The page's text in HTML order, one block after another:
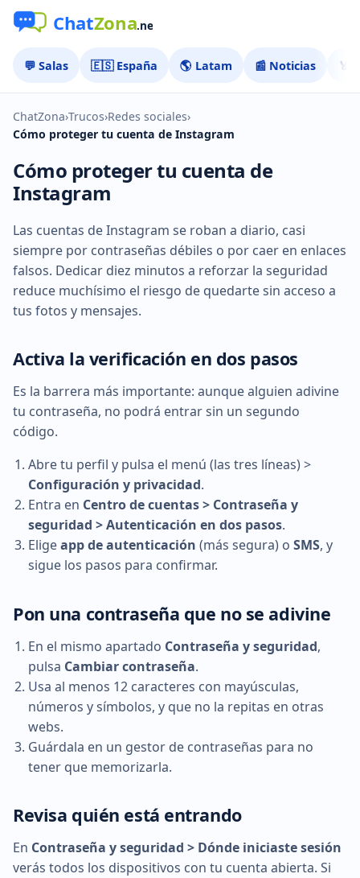
💬 Salas 🇪🇸 España 🌎 Latam 📰 Noticias 🏅
ChatZona›Trucos›Redes sociales›
Cómo proteger tu cuenta de Instagram
Cómo proteger tu cuenta de
Instagram
Las cuentas de Instagram se roban a diario, casi
siempre por contraseñas débiles o por caer en enlaces
falsos. Dedicar diez minutos a reforzar la seguridad
reduce muchísimo el riesgo de quedarte sin acceso a
tus fotos y mensajes.
Activa la verificación en dos pasos
Es la barrera más importante: aunque alguien adivine
tu contraseña, no podrá entrar sin un segundo
código.
Abre tu perfil y pulsa el menú (las tres líneas) >
Configuración y privacidad.
Entra en Centro de cuentas > Contraseña y
seguridad > Autenticación en dos pasos.
Eligeapp de autenticación (más segura) oSMS, y
sigue los pasos para confirmar.
Pon una contraseña que no se adivine
En el mismo apartado Contraseña y seguridad,
pulsa Cambiar contraseña.
Usa al menos 12 caracteres con mayúsculas,
números y símbolos, y que no la repitas en otras
webs.
Guárdala en un gestor de contraseñas para no
tener que memorizarla.
Revisa quién está entrando
En Contraseña y seguridad > Dónde iniciaste sesión
verás todos los dispositivos con tu cuenta abierta. Si